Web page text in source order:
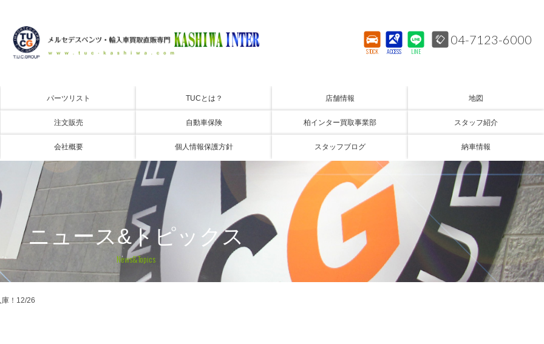
STOCK ACCESS LINE
04-7123-6000
パーツリスト TUCとは？ 店舗情報 地図
注文販売 自動車保険 柏インター買取事業部 スタッフ紹介
会社概要 個人情報保護方針 スタッフブログ 納車情報
ニュース&トピックス
News&Topics
！12/26